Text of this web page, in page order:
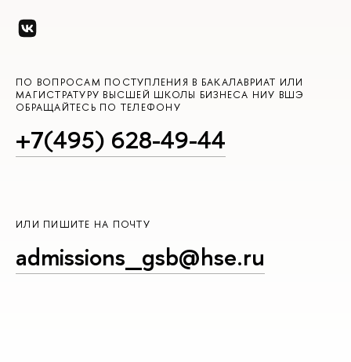
ПО ВОПРОСАМ ПОСТУПЛЕНИЯ В БАКАЛАВРИАТ ИЛИ
МАГИСТРАТУРУ ВЫСШЕЙ ШКОЛЫ БИЗНЕСА НИУ ВШЭ
ОБРАЩАЙТЕСЬ ПО ТЕЛЕФОНУ
+7(495) 628-49-44
ИЛИ ПИШИТЕ НА ПОЧТУ
admissions_gsb@hse.ru